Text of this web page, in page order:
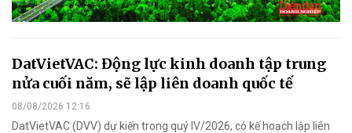
DatVietVAC: Động lực kinh doanh tập trung
nửa cuối năm, sẽ lập liên doanh quốc tế
08/08/2026 12:16
DatVietVAC (DVV) dự kiến trong quý IV/2026, có kế hoạch lập liên